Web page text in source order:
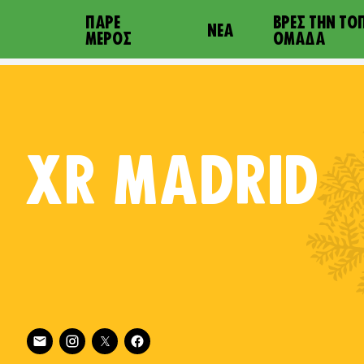
ΠΆΡΕ
ΜΈΡΟΣ
ΝΈΑ
ΒΡΕΣ ΤΗΝ
ΟΜΆΔΑ
XR MADRID
Follow XR Madrid on